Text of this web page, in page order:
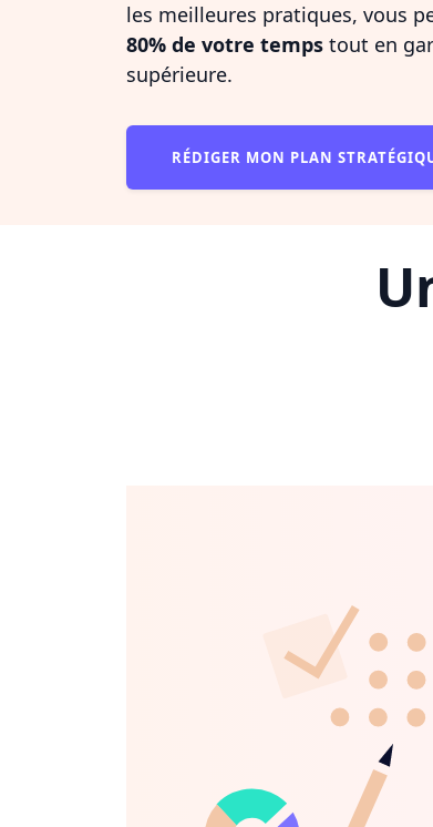
les meilleures pratiques, vous
80% de votre temps tout en
supérieure.
RÉDIGER MON PLAN